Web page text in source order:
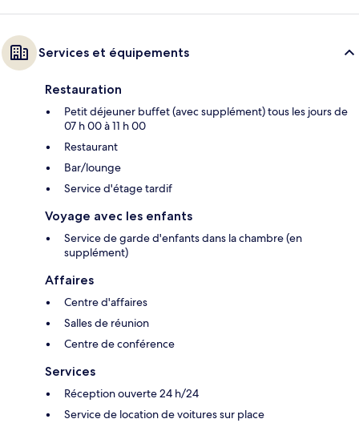
Services et équipements
Restauration
Petit déjeuner buffet (avec supplément) tous les jours de
07 h 00 à 11 h 00
Restaurant
Bar/lounge
Service d'étage tardif
Voyage avec les enfants
Service de garde d'enfants dans la chambre (en
supplément)
Affaires
Centre d'affaires
Salles de réunion
Centre de conférence
Services
Réception ouverte 24 h/24
Service de location de voitures sur place